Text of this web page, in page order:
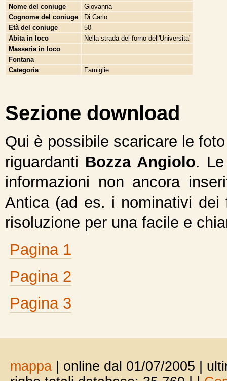
Nome del coniuge
Giovanna
Cognome del coniuge
Di Carlo
Età del coniuge
50
Abita in loco
Nella strada del forno dell'Universita'
Masseria in loco
Fontana
Categoria
Famiglie
Sezione download
Qui è possibile scaricare le
riguardanti Bozza Angiolo.
informazioni non ancora
Antica (ad es. i nominativi
risoluzione per una facile e
Pagina 1
Pagina 2
Pagina 3
mappa | online dal 01/07/2005 |